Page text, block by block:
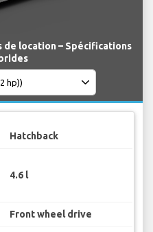
de location – Spécifications
Hatchback
4.6 l
Front wheel drive